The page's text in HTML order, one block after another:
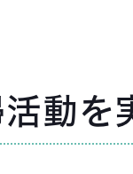
動を